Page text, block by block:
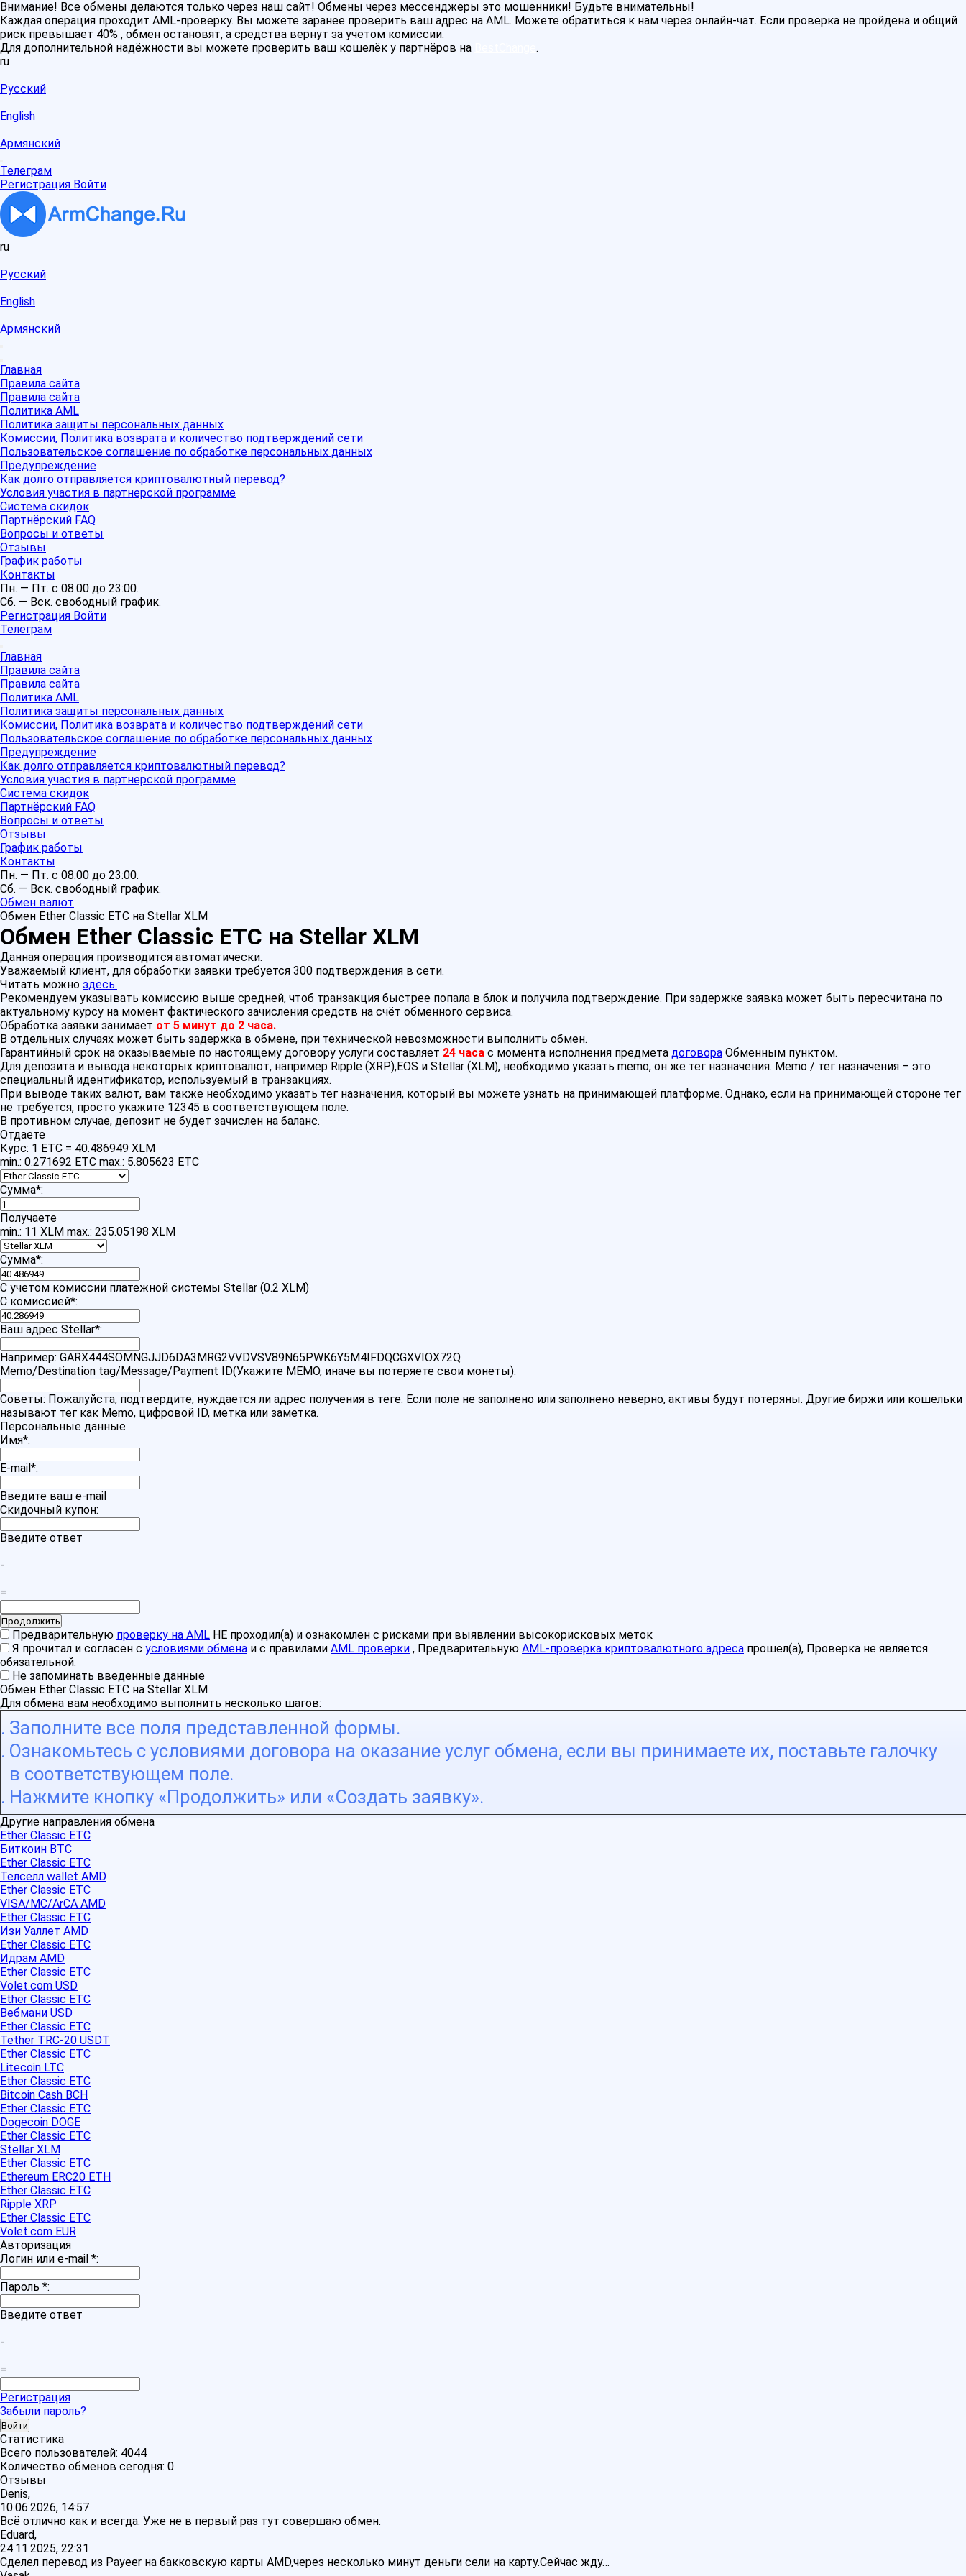
Внимание! Все обмены делаются только через наш сайт! Обмены через мессенджеры это мошенники! Будьте внимательны!
Каждая операция проходит AML-проверку. Вы можете заранее проверить ваш адрес на AML. Можете обратиться к нам через онлайн-чат. Если проверка не пройдена и общий
риск превышает 40% , обмен остановят, а средства вернут за учетом комиссии.
Для дополнительной надёжности вы можете проверить ваш кошелёк у партнёров на
.
ru
Русский
English
Армянский
Телеграм
Регистрация Войти
ru
Русский
English
Армянский
Главная
Правила сайта
Правила сайта
Политика AML
Политика защиты персональных данных
Комиссии, Политика возврата и количество подтверждений сети
Пользовательское соглашение по обработке персональных данных
Предупреждение
Как долго отправляется криптовалютный перевод?
Условия участия в партнерской программе
Система скидок
Партнёрский FAQ
Вопросы и ответы
Отзывы
График работы
Контакты
Пн. — Пт. с 08:00 до 23:00.
Сб. — Вск. свободный график.
Регистрация Войти
Телеграм
Главная
Правила сайта
Правила сайта
Политика AML
Политика защиты персональных данных
Комиссии, Политика возврата и количество подтверждений сети
Пользовательское соглашение по обработке персональных данных
Предупреждение
Как долго отправляется криптовалютный перевод?
Условия участия в партнерской программе
Система скидок
Партнёрский FAQ
Вопросы и ответы
Отзывы
График работы
Контакты
Пн. — Пт. с 08:00 до 23:00.
Сб. — Вск. свободный график.
Обмен валют
Обмен Ether Classic ETC на Stellar XLM
Обмен Ether Classic ETC на Stellar XLM
Данная операция производится автоматически.
Уважаемый клиент, для обработки заявки требуется 300 подтверждения в сети.
Читать можно здесь.
Рекомендуем указывать комиссию выше средней, чтоб транзакция быстрее попала в блок и получила подтверждение. При задержке заявка может быть пересчитана по
актуальному курсу на момент фактического зачисления средств на счёт обменного сервиса.
Обработка заявки занимает от 5 минут до 2 часа.
В отдельных случаях может быть задержка в обмене, при технической невозможности выполнить обмен.
Гарантийный срок на оказываемые по настоящему договору услуги составляет 24 часа с момента исполнения предмета договора Обменным пунктом.
Для депозита и вывода некоторых криптовалют, например Ripple (XRP),EOS и Stellar (XLM), необходимо указать memo, он же тег назначения. Memo / тег назначения – это
специальный идентификатор, используемый в транзакциях.
При выводе таких валют, вам также необходимо указать тег назначения, который вы можете узнать на принимающей платформе. Однако, если на принимающей стороне тег
не требуется, просто укажите 12345 в соответствующем поле.
В противном случае, депозит не будет зачислен на баланс.
Отдаете
Курс: 1 ETC = 40.486949 XLM
min.: 0.271692 ETC max.: 5.805623 ETC
Сумма*:
Получаете
min.: 11 XLM max.: 235.05198 XLM
Сумма*:
С учетом комиссии платежной системы Stellar (0.2 XLM)
С комиссией*:
Ваш адрес Stellar*:
Например: GARX444SOMNGJJD6DA3MRG2VVDVSV89N65PWK6Y5M4IFDQCGXVIOX72Q
Memo/Destination tag/Message/Payment ID(Укажите MEMO, иначе вы потеряете свои монеты):
Советы: Пожалуйста, подтвердите, нуждается ли адрес получения в теге. Если поле не заполнено или заполнено неверно, активы будут потеряны. Другие биржи или кошельки
называют тег как Memo, цифровой ID, метка или заметка.
Персональные данные
Имя*:
E-mail*:
Введите ваш e-mail
Скидочный купон:
Введите ответ
-
=
Предварительную проверку на AML НЕ проходил(а) и ознакомлен с рисками при выявлении высокорисковых меток
Я прочитал и согласен с условиями обмена и с правилами AML проверки , Предварительную AML-проверка криптовалютного адреса прошел(а), Проверка не является
обязательной.
Не запоминать введенные данные
Обмен Ether Classic ETC на Stellar XLM
Для обмена вам необходимо выполнить несколько шагов:
Заполните все поля представленной формы.
Ознакомьтесь с условиями договора на оказание услуг обмена, если вы принимаете их, поставьте галочку
в соответствующем поле.
Нажмите кнопку «Продолжить» или «Создать заявку».
Другие направления обмена
Ether Classic ETC
Биткоин BTC
Ether Classic ETC
Телселл wallet AMD
Ether Classic ETC
VISA/MC/ArCA AMD
Ether Classic ETC
Изи Уаллет AMD
Ether Classic ETC
Идрам AMD
Ether Classic ETC
Volet.com USD
Ether Classic ETC
Вебмани USD
Ether Classic ETC
Tether TRC-20 USDT
Ether Classic ETC
Litecoin LTC
Ether Classic ETC
Bitcoin Cash BCH
Ether Classic ETC
Dogecoin DOGE
Ether Classic ETC
Stellar XLM
Ether Classic ETC
Ethereum ERC20 ETH
Ether Classic ETC
Ripple XRP
Ether Classic ETC
Volet.com EUR
Авторизация
Логин или e-mail *:
Пароль *:
Введите ответ
-
=
Регистрация
Забыли пароль?
Статистика
Всего пользователей: 4044
Количество обменов сегодня: 0
Отзывы
Denis,
10.06.2026, 14:57
Всё отлично как и всегда. Уже не в первый раз тут совершаю обмен.
Eduard,
24.11.2025, 22:31
Сделел перевод из Payeer на бакковскую карты AMD,через несколько минут деньги сели на карту.Сейчас жду…